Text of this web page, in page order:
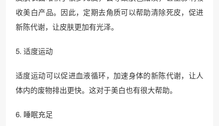
收美白产品。因此，定期去角质可以帮助清除死皮，促进
新陈代谢，让皮肤更加有光泽。
5. 适度运动
适度运动可以促进血液循环，加速身体的新陈代谢，让人
体内的废物排出更快。这对于美白也有很大帮助。
6. 睡眠充足